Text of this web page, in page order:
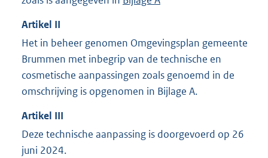
Artikel II
Het in beheer genomen Omgevingsplan gemeente
Brummen met inbegrip van de technische en
cosmetische aanpassingen zoals genoemd in de
omschrijving is opgenomen in Bijlage A.
Artikel III
Deze technische aanpassing is doorgevoerd op 26
juni 2024.